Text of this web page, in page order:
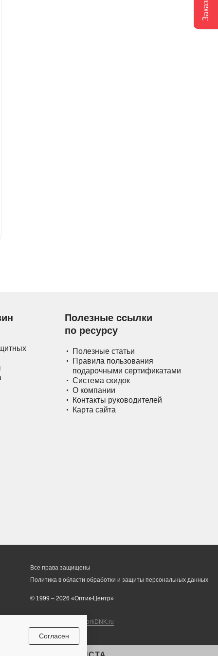
Полезные ссылки
по ресурсу
Полезные статьи
Правила пользования
подарочными сертификатами
Система скидок
О компании
Контакты руководителей
Карта сайта
Все права защищены
Политика в области обработки и защиты персональных данных
© 1999 – 2026 «Оптик-Центр»
workDNK.ru
Согласен